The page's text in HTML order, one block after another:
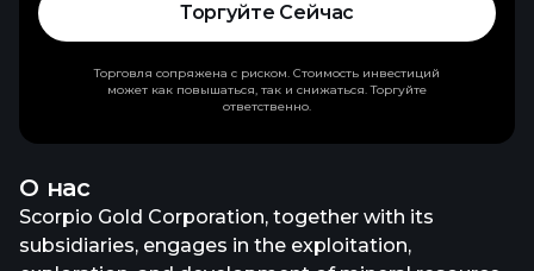
О нас
Scorpio Gold Corporation, together with its
subsidiaries, engages in the exploitation,
Торгуйте Сейчас
Торговля сопряжена с риском. Стоимость инвестиций
может как повышаться, так и снижаться. Торгуйте
ответственно.